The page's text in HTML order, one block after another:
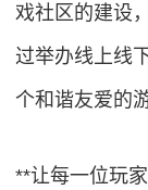
戏社区的建设
过举办线上线
个和谐友爱的
**让每一位玩